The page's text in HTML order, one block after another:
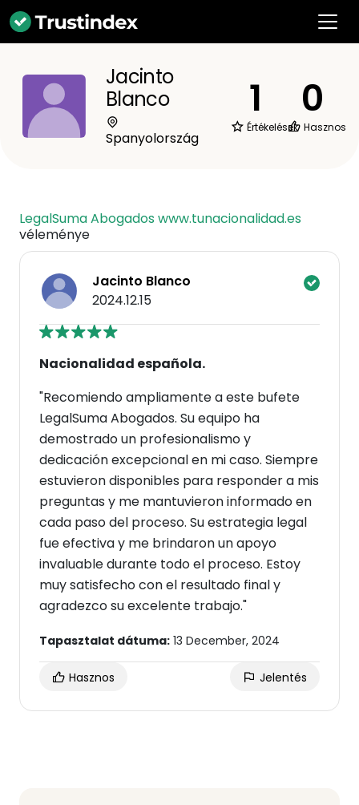
Jacinto
Blanco
Spanyolország
1
Értékelések
0
Hasznos
LegalSuma Abogados www.tunacionalidad.es
véleménye
Jacinto Blanco
2024.12.15
Nacionalidad española.
"Recomiendo ampliamente a este bufete
LegalSuma Abogados. Su equipo ha
demostrado un profesionalismo y
dedicación excepcional en mi caso. Siempre
estuvieron disponibles para responder a mis
preguntas y me mantuvieron informado en
cada paso del proceso. Su estrategia legal
fue efectiva y me brindaron un apoyo
invaluable durante todo el proceso. Estoy
muy satisfecho con el resultado final y
agradezco su excelente trabajo."
Tapasztalat dátuma: 13 December, 2024
Hasznos Jelentés